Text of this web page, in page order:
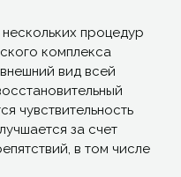
процедур
комплекса
вид всей
чувствительность
за счет
в том числе